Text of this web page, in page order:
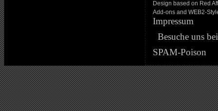
Design based on Red
Add-ons and WEB2-
Impressum
Besuche uns
SPAM-Poison